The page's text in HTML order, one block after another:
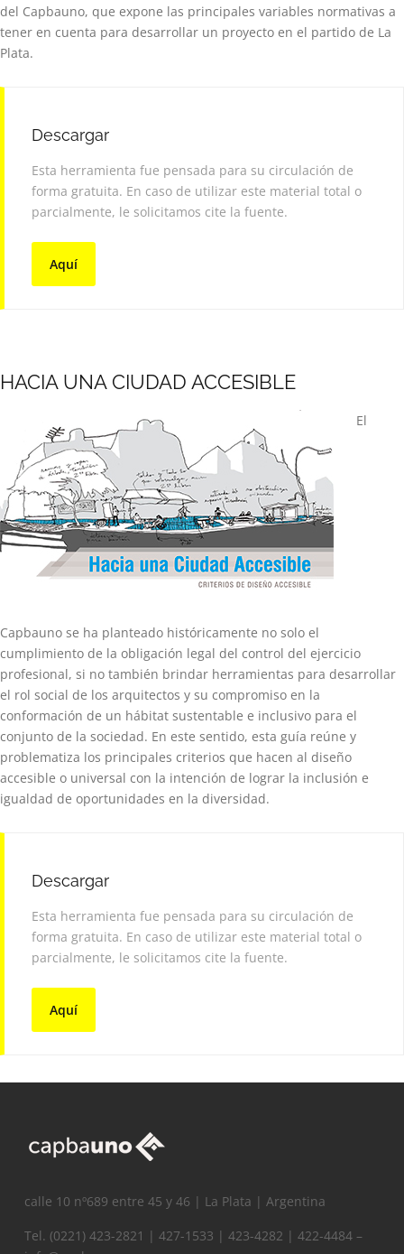
del Capbauno, que expone las principales variables normativas a
tener en cuenta para desarrollar un proyecto en el partido de La
Plata.
Descargar
Esta herramienta fue pensada para su circulación de
forma gratuita. En caso de utilizar este material total o
parcialmente, le solicitamos cite la fuente.
Aquí
HACIA UNA CIUDAD ACCESIBLE
El
Capbauno se ha planteado históricamente no solo el
cumplimiento de la obligación legal del control del ejercicio
profesional, si no también brindar herramientas para desarrollar
el rol social de los arquitectos y su compromiso en la
conformación de un hábitat sustentable e inclusivo para el
conjunto de la sociedad. En este sentido, esta guía reúne y
problematiza los principales criterios que hacen al diseño
accesible o universal con la intención de lograr la inclusión e
igualdad de oportunidades en la diversidad.
Descargar
Esta herramienta fue pensada para su circulación de
forma gratuita. En caso de utilizar este material total o
parcialmente, le solicitamos cite la fuente.
Aquí
calle 10 nº689 entre 45 y 46 | La Plata | Argentina
Tel. (0221) 423-2821 | 427-1533 | 423-4282 | 422-4484 –